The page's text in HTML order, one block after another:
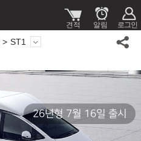
ST1
26년형 7월 16일 출시